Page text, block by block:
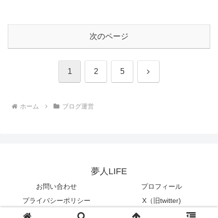
次のページ
1 2 5 次
ホーム ブログ運営
夢人LIFE
お問い合わせ
プロフィール
プライバシーポリシー
X（旧twitter)